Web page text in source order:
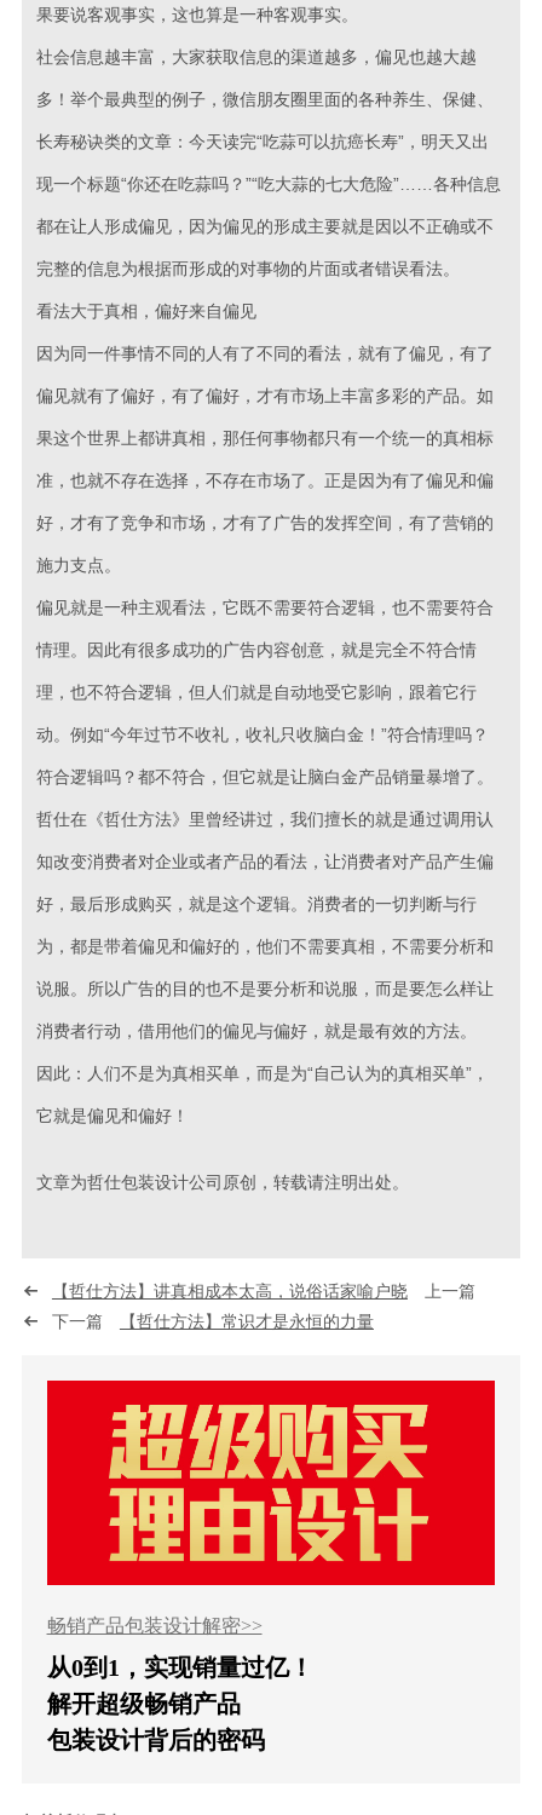
果要说客观事实，这也算是一种客观事实。
社会信息越丰富，大家获取信息的渠道越多，偏见也越大越
多！举个最典型的例子，微信朋友圈里面的各种养生、保健、
长寿秘诀类的文章：今天读完“吃蒜可以抗癌长寿”，明天又出
现一个标题“你还在吃蒜吗？”“吃大蒜的七大危险”……各种信息
都在让人形成偏见，因为偏见的形成主要就是因以不正确或不
完整的信息为根据而形成的对事物的片面或者错误看法。
看法大于真相，偏好来自偏见
因为同一件事情不同的人有了不同的看法，就有了偏见，有了
偏见就有了偏好，有了偏好，才有市场上丰富多彩的产品。如
果这个世界上都讲真相，那任何事物都只有一个统一的真相标
准，也就不存在选择，不存在市场了。正是因为有了偏见和偏
好，才有了竞争和市场，才有了广告的发挥空间，有了营销的
施力支点。
偏见就是一种主观看法，它既不需要符合逻辑，也不需要符合
情理。因此有很多成功的广告内容创意，就是完全不符合情
理，也不符合逻辑，但人们就是自动地受它影响，跟着它行
动。例如“今年过节不收礼，收礼只收脑白金！”符合情理吗？
符合逻辑吗？都不符合，但它就是让脑白金产品销量暴增了。
哲仕在《哲仕方法》里曾经讲过，我们擅长的就是通过调用认
知改变消费者对企业或者产品的看法，让消费者对产品产生偏
好，最后形成购买，就是这个逻辑。消费者的一切判断与行
为，都是带着偏见和偏好的，他们不需要真相，不需要分析和
说服。所以广告的目的也不是要分析和说服，而是要怎么样让
消费者行动，借用他们的偏见与偏好，就是最有效的方法。
因此：人们不是为真相买单，而是为“自己认为的真相买单”，
它就是偏见和偏好！
文章为哲仕包装设计公司原创，转载请注明出处。
【哲仕方法】讲真相成本太高，说俗话家喻户晓上一篇
下一篇
【哲仕方法】常识才是永恒的力量
畅销产品包装设计解密>>
从0到1，实现销量过亿！
解开超级畅销产品
包装设计背后的密码